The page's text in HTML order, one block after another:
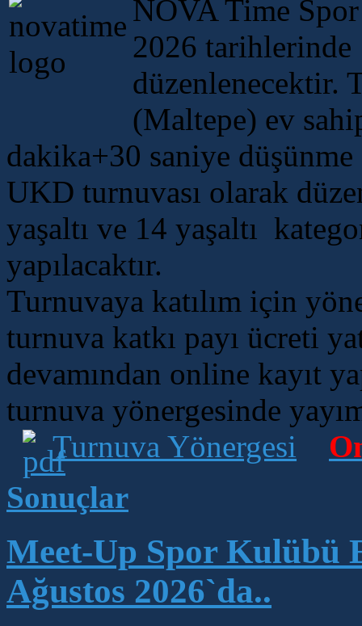
NOVA Time
2026 tarihlerinde
düzenlenecektir.
(Maltepe) ev
dakika+30 saniye
UKD turnuvası olarak
yaşaltı ve 14 yaşaltı
yapılacaktır.
Turnuvaya katılım için
turnuva katkı payı ücreti
devamından online kayıt
turnuva yönergesinde
Turnuva Yönergesi
Sonuçlar
Meet-Up Spor Kulübü
Ağustos 2026`da..